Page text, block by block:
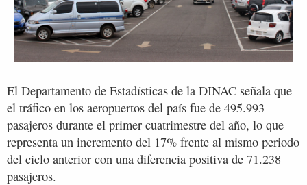
El Departamento de Estadísticas de la DINAC señala que
el tráfico en los aeropuertos del país fue de 495.993
pasajeros durante el primer cuatrimestre del año, lo que
representa un incremento del 17% frente al mismo periodo
del ciclo anterior con una diferencia positiva de 71.238
pasajeros.